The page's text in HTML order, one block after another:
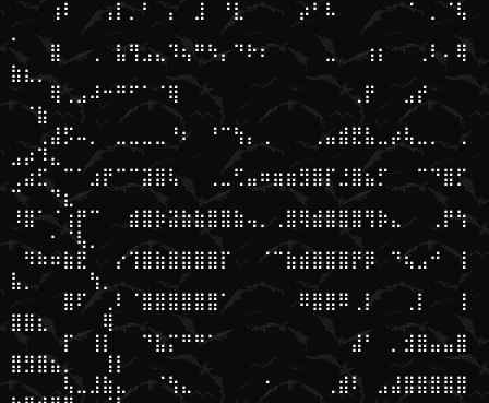
⠀⠀⠀⢰⠇⠀⠀⢠⡇⡀⠃⠀⡄⠀⣸⠀⠘⣇⠀⠀⠀⠀⡴⠃⠧⠀⠀⠀⠀⠀⠈⠀⡀⠈⢧
⡀⠀⠀⠀⠀⠀⠀⠀⠀
⠀⠀⠀⣿⠀⠀⢀⠀⣧⢻⣠⣄⠹⢦⠛⠳⡄⠙⠗⠆⠀⠀⠀⠀⣀⠀⠀⢰⡆⠀⠀⢀⠇⠄⢿
⣷⣆⡀⠀⠀⠀⠀⠀⠀
⠀⠀⠀⢿⢀⣠⠼⠒⠛⠋⠁⠈⢿⠀⠀⠀⠀⠀⠀⠀⠀⠀⠀⠀⠀⠀⢀⡟⠀⠀⣠⡞⠀⠀⠀
⠀⠈⣷⠀⠀⠀⠀⠀⠀
⠀⠀⢀⣼⡫⠤⡀⠀⣀⣀⣀⣀⠘⠆⠀⠘⠉⢳⡄⢀⠀⠀⠀⢀⣤⣾⣟⣧⣀⡴⢧⣀⡀⠀⢀
⣠⡴⠹⣄⠀⠀⠀⠀⠀
⢀⣴⣋⠀⠉⠁⣰⡟⠉⠉⣽⣿⢧⠀⠀⢀⣀⢋⣤⠶⣶⣶⣻⣿⡏⣘⣿⣦⡋⠀⠀⠉⠙⣿⡋
⠉⠀⠀⠙⣆⠀⠀⠀⠀
⠸⣿⠁⠈⢰⡟⠉⠀⠀⣾⣿⡷⣽⣷⣷⣿⣿⣷⢤⡀⢀⣿⢿⣾⣿⣿⣿⢻⡷⣄⠀⠀⢀⡟⢳
⠀⠀⠀⠂⠈⢧⡀⠀⠀
⠀⠻⠷⠶⣷⣟⠀⠀⡔⢹⣿⣷⣿⣿⣿⣿⡏⠀⠀⠈⠉⣷⣾⣿⣿⣿⡟⡿⠀⠙⢦⣠⠚⠀⢸
⣧⡀⠀⠀⠀⠀⢳⡀⠀
⠀⠀⠀⠀⣿⠏⠀⢀⠇⠈⣿⣿⣿⣿⣿⣿⠁⠀⠀⠀⠀⠀⠿⣿⣿⠿⢀⡇⠀⠀⢀⡇⠀⠀⢸
⣿⣿⣆⠀⠀⠀⠀⢿⠀
⠀⠀⠀⠀⡏⠀⢸⡇⠀⠀⠙⣧⡍⠛⠛⠁⠀⠀⠀⠀⠀⠀⠀⠀⠀⠀⣼⠃⠀⡀⣺⣿⣤⣤⣿
⣿⣻⣿⣦⡀⠀⠀⢸⡇
⠀⠀⠀⠀⢧⣀⣸⣷⣄⠀⠀⠈⢳⣄⠀⠀⠀⠀⠀⠐⠀⠀⠀⠀⢀⣾⠇⠀⣠⣼⣿⣿⣿⣿⣿